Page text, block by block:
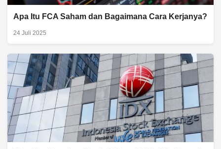
Apa Itu FCA Saham dan Bagaimana Cara Kerjanya?
24 Juli 2025